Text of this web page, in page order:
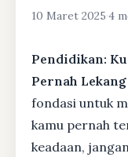
10 Maret 2025·4
Pendidikan:
Pernah
fondasi untuk
kamu pernah
keadaan,